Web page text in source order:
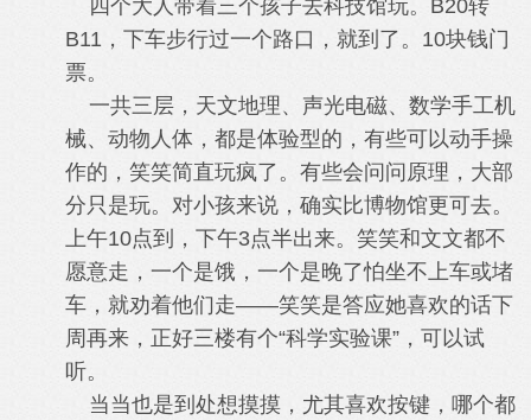
四个大人带着三个孩子去科技馆玩。B20转
B11，下车步行过一个路口，就到了。10块钱门
票。
一共三层，天文地理、声光电磁、数学手工机
械、动物人体，都是体验型的，有些可以动手操
作的，笑笑简直玩疯了。有些会问问原理，大部
分只是玩。对小孩来说，确实比博物馆更可去。
上午10点到，下午3点半出来。笑笑和文文都不
愿意走，一个是饿，一个是晚了怕坐不上车或堵
车，就劝着他们走——笑笑是答应她喜欢的话下
周再来，正好三楼有个“科学实验课”，可以试
听。
当当也是到处想摸摸，尤其喜欢按键，哪个都